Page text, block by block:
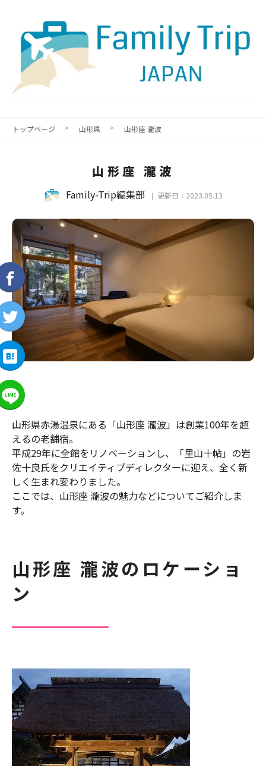
トップページ 山形県 山形座 瀧波
山形座 瀧波
Family-Trip編集部 更新日：2023.05.13
山形県赤湯温泉にある「山形座 瀧波」は創業100年を超
えるの老舗宿。
平成29年に全館をリノベーションし、「里山十帖」の岩
佐十良氏をクリエイティブディレクターに迎え、全く新
しく生まれ変わりました。
ここでは、山形座 瀧波の魅力などについてご紹介しま
す。
山形座 瀧波のロケーショ
ン